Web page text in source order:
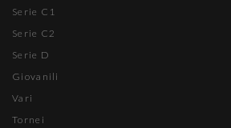
Serie C1
Serie C2
Serie D
Giovanili
Vari
Tornei